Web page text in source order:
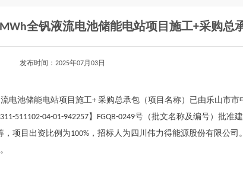
全钒液流电池储能电站项目施工+采购总
发布时间：2025年07月03日
电池储能电站项目施工+ 采购总承包（项目名称）已由乐山市市
511102-04-01-942257】FGQB-0249号（批文名称及编号）批准
项目出资比例为100%，招标人为四川伟力得能源股份有限公司